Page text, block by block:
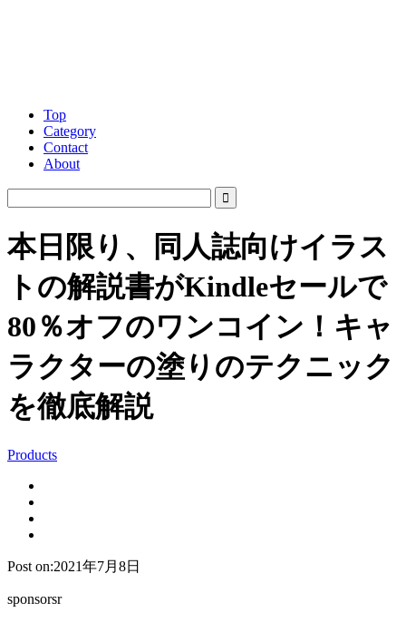
Top
Category
Contact
About
本日限り、同人誌向けイラス
トの解説書がKindleセールで
80％オフのワンコイン！キャ
ラクターの塗りのテクニック
を徹底解説
Products
Post on:2021年7月8日
sponsorsr